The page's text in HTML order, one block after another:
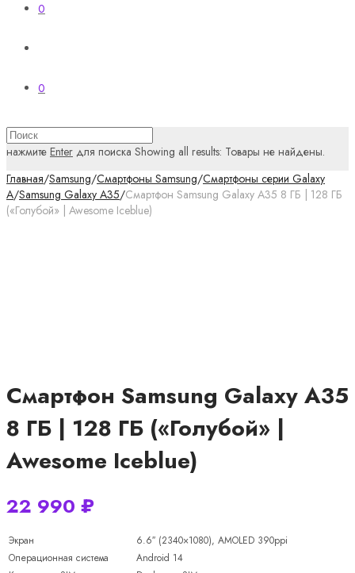
0
0
нажмите Enter для поиска Showing all results: Товары не найдены.
Главная/Samsung/Смартфоны Samsung/Смартфоны серии Galaxy
A/Samsung Galaxy A35/Смартфон Samsung Galaxy A35 8 ГБ | 128 ГБ
(«Голубой» | Awesome Iceblue)
Смартфон Samsung Galaxy A35
8 ГБ | 128 ГБ («Голубой» |
Awesome Iceblue)
22 990 ₽
Экран
6.6″ (2340×1080), AMOLED 390ppi
Операционная система
Android 14